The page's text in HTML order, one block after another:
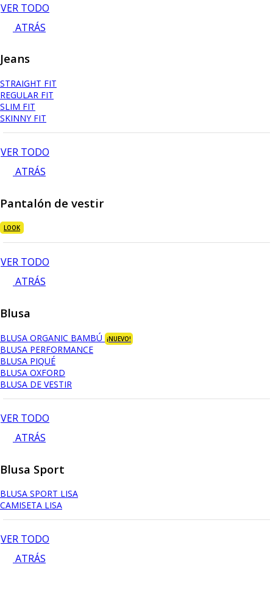
VER TODO
ATRÁS
Jeans
STRAIGHT FIT
REGULAR FIT
SLIM FIT
SKINNY FIT
VER TODO
ATRÁS
Pantalón de vestir
LOOK
VER TODO
ATRÁS
Blusa
BLUSA ORGANIC BAMBÚ ¡NUEVO!
BLUSA PERFORMANCE
BLUSA PIQUÉ
BLUSA OXFORD
BLUSA DE VESTIR
VER TODO
ATRÁS
Blusa Sport
BLUSA SPORT LISA
CAMISETA LISA
VER TODO
ATRÁS